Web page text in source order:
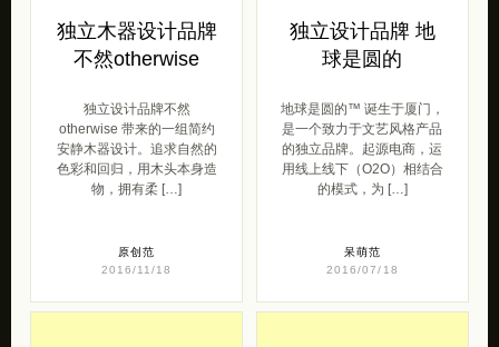
独立木器设计品牌
不然otherwise
独立设计品牌不然
otherwise 带来的一组简约
安静木器设计。追求自然的
色彩和回归，用木头本身造
物，拥有柔 […]
原创范
2016/11/18
独立设计品牌 地
球是圆的
地球是圆的™ 诞生于厦门，
是一个致力于文艺风格产品
的独立品牌。起源电商，运
用线上线下（O2O）相结合
的模式，为 […]
呆萌范
2016/07/18